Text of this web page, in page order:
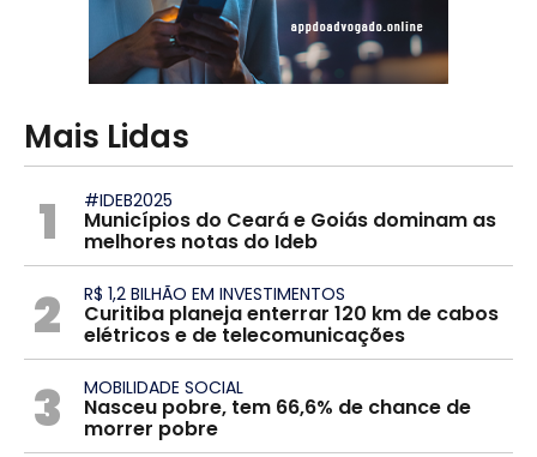
Mais Lidas
1 #IDEB2025
Municípios do Ceará e Goiás dominam as
melhores notas do Ideb
2 R$ 1,2 BILHÃO EM INVESTIMENTOS
Curitiba planeja enterrar 120 km de cabos
elétricos e de telecomunicações
3 MOBILIDADE SOCIAL
Nasceu pobre, tem 66,6% de chance de
morrer pobre